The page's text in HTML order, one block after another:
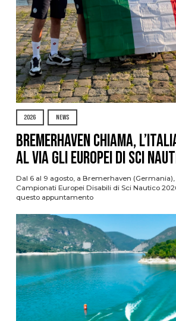
2026 NEWS
Bremerhaven chiama,
al via gli Europei di Sci
Dal 6 al 9 agosto, a Bremerhaven
Campionati Europei Disabili di Sci Nautico
questo appuntamento